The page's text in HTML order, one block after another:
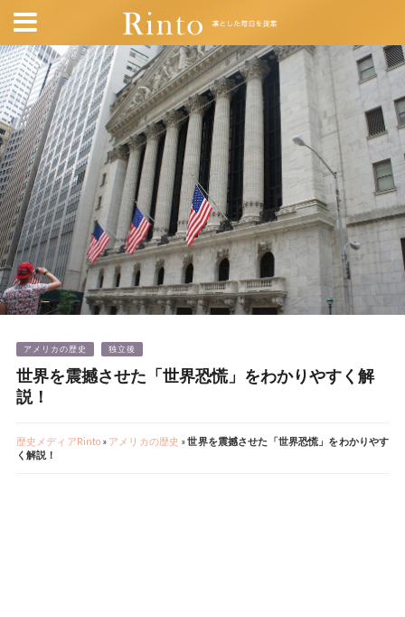
アメリカの歴史 独立後
世界を震撼させた「世界恐慌」をわかりやすく解
説！
歴史メディアRinto» アメリカの歴史 »世界を震撼させた「世界恐慌」をわかりやす
く解説！